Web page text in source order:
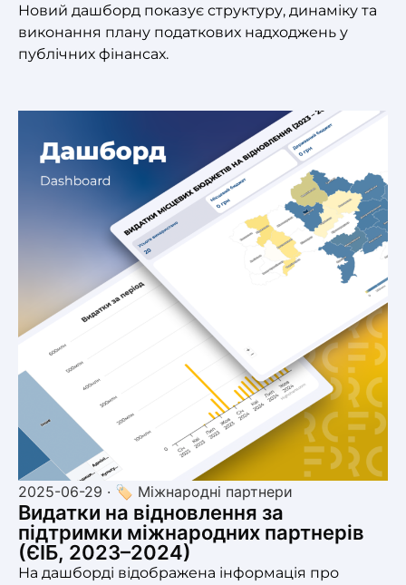
Новий дашборд показує структуру, динаміку та
виконання плану податкових надходжень у
публічних фінансах.
2025-06-29 · 🏷 Міжнародні партнери
Видатки на відновлення за
підтримки міжнародних партнерів
(ЄІБ, 2023–2024)
На дашборді відображена інформація про